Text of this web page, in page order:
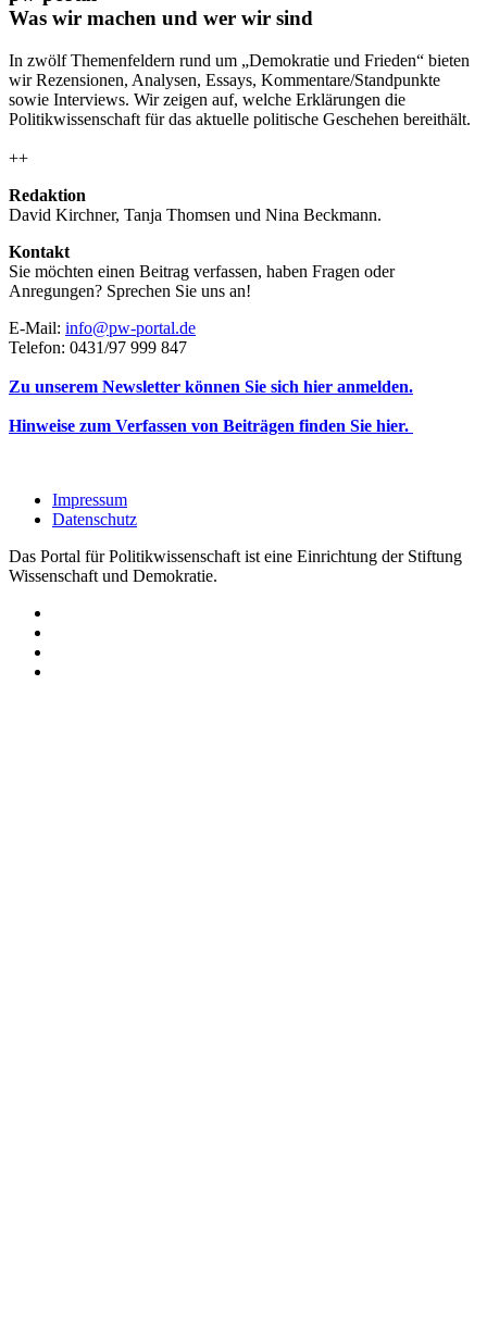
Was wir machen und wer wir sind
In zwölf Themenfeldern rund um „Demokratie und Frieden“ bieten
wir Rezensionen, Analysen, Essays, Kommentare/Standpunkte
sowie Interviews. Wir zeigen auf, welche Erklärungen die
Politikwissenschaft für das aktuelle politische Geschehen bereithält.
++
Redaktion
David Kirchner, Tanja Thomsen und Nina Beckmann.
Kontakt
Sie möchten einen Beitrag verfassen, haben Fragen oder
Anregungen? Sprechen Sie uns an!
E-Mail: info@pw-portal.de
Telefon: 0431/97 999 847
Zu unserem Newsletter können Sie sich hier anmelden.
Hinweise zum Verfassen von Beiträgen finden Sie hier.
Impressum
Datenschutz
Das Portal für Politikwissenschaft ist eine Einrichtung der Stiftung
Wissenschaft und Demokratie.